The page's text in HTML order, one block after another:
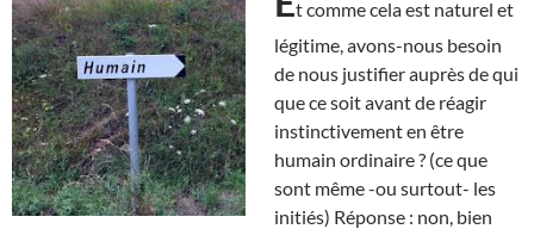
t comme cela est naturel et
légitime, avons-nous besoin
de nous justifier auprès de qui
que ce soit avant de réagir
instinctivement en être
humain ordinaire ? (ce que
sont même -ou surtout- les
initiés) Réponse : non, bien